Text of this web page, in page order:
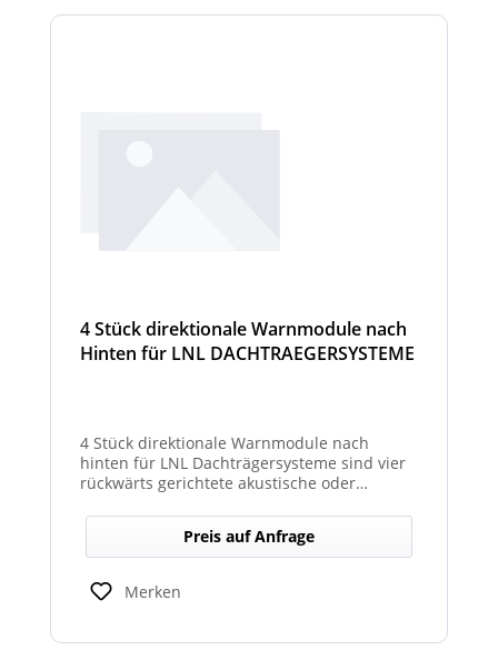
4 Stück direktionale Warnmodule nach
Hinten für LNL DACHTRAEGERSYSTEME
4 Stück direktionale Warnmodule nach
hinten für LNL Dachträgersysteme sind vier
rückwärts gerichtete akustische oder
montiert werden, um gezielte Warnsignale
nach hinten auszugeben. Sie verbessern die
Sicht‑ und Hörbarkeit von Warnhinweisen im
Heckbereich und erhöhen so die Sicherheit
bei Rückwärts‑ oder Einsatzfahrten.
Preis auf Anfrage
Merken